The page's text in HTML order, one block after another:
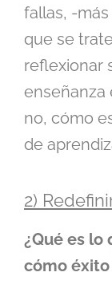
fallas, -
que se
reflexionar
enseñanza
no, cómo
de
2)
¿Qué es lo
cómo éxito